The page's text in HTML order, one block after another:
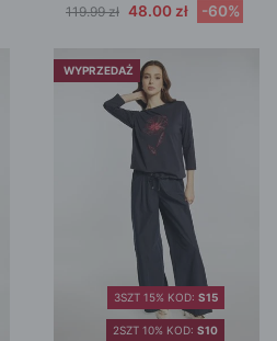
119.99 zł 48.00 zł -60%
WYPRZEDAŻ
2SZT 10% KOD: S10
3SZT 15% KOD: S15